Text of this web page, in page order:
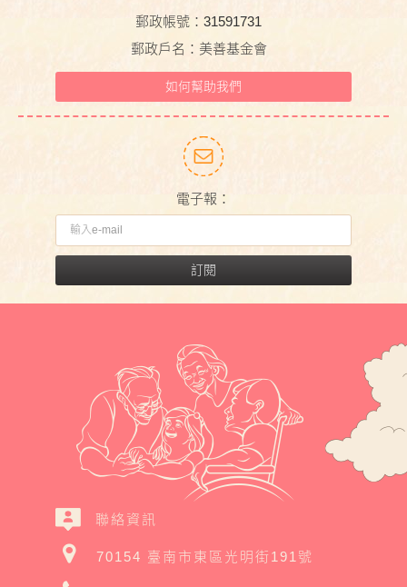
郵政帳號：31591731
郵政戶名：美善基金會
如何幫助我們
電子報：
訂閱
聯絡資訊
70154 臺南市東區光明街191號